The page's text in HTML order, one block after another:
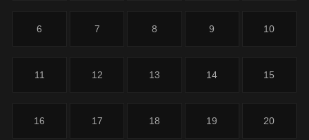
6 7 8 9 10
11 12 13 14 15
16 17 18 19 20